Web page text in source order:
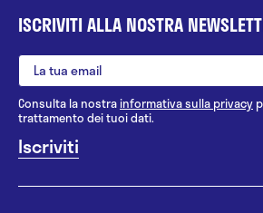
ISCRIVITI ALLA NOSTRA
Consulta la nostrainformativa sulla privacy
trattamento dei tuoi dati.